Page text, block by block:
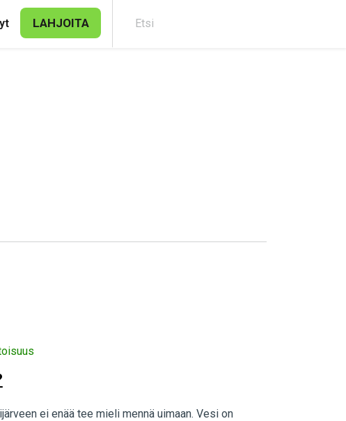
LAHJOITA
ei enää tee mieli mennä uimaan. Vesi on